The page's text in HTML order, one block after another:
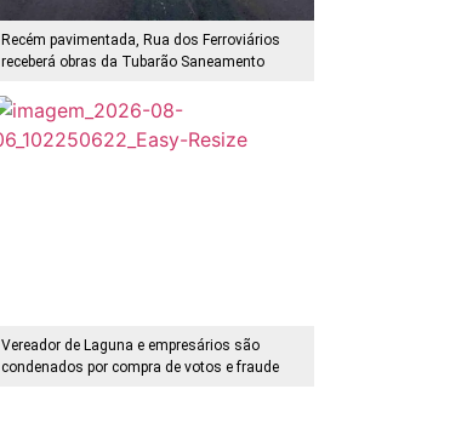
Recém pavimentada, Rua dos Ferroviários
receberá obras da Tubarão Saneamento
Vereador de Laguna e empresários são
condenados por compra de votos e fraude